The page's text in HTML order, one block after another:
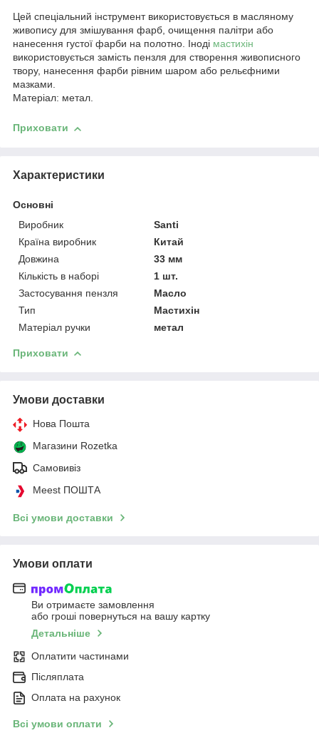
Цей спеціальний інструмент використовується в масляному
живопису для змішування фарб, очищення палітри або
нанесення густої фарби на полотно. Іноді мастихін
використовується замість пензля для створення живописного
твору, нанесення фарби рівним шаром або рельєфними
мазками.
Матеріал: метал.
Приховати
Характеристики
Основні
Виробник
Santi
Країна виробник
Китай
Довжина
33 мм
Кількість в наборі
1 шт.
Застосування пензля
Масло
Тип
Мастихін
Матеріал ручки
метал
Приховати
Умови доставки
Нова Пошта
Магазини Rozetka
Самовивіз
Meest ПОШТА
Всі умови доставки
Умови оплати
Ви отримаєте замовлення
або гроші повернуться на вашу картку
Детальніше
Оплатити частинами
Післяплата
Оплата на рахунок
Всі умови оплати